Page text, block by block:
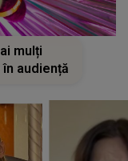
mulți
audiență